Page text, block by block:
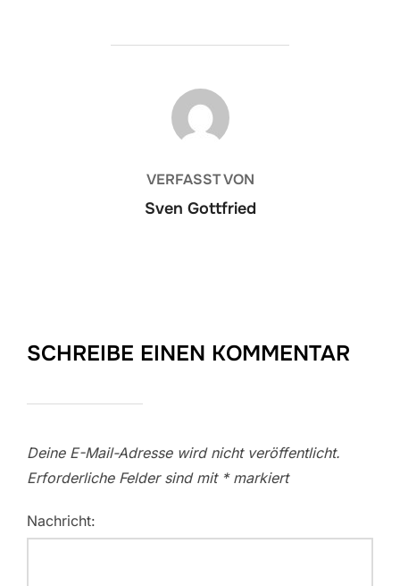
BEITRAGSAUTOR
VERFASST VON
Sven Gottfried
SCHREIBE EINEN KOMMENTAR
Deine E-Mail-Adresse wird nicht veröffentlicht.
Erforderliche Felder sind mit *markiert
Nachricht: